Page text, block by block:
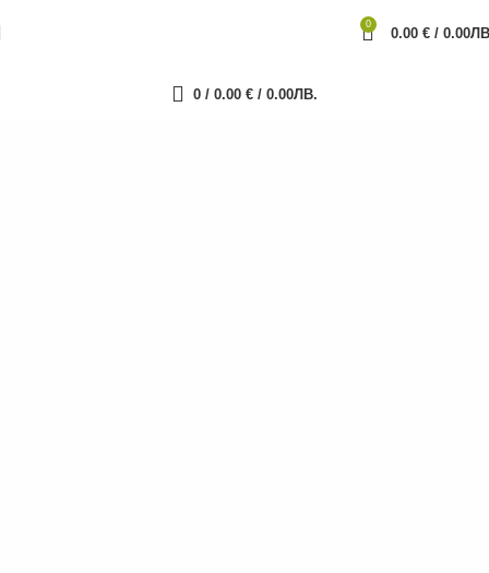
0
0.00 € / 0.00
0 / 0.00 € / 0.00ЛВ.